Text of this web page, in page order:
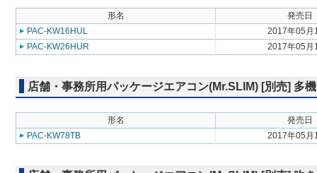
形名
発売日
PAC-KW16HUL
2017年05月
PAC-KW26HUR
2017年05月
店舗・事務所用パッケージエアコン(Mr.SLIM) [別売] 多
形名
発売日
PAC-KW78TB
2017年05月